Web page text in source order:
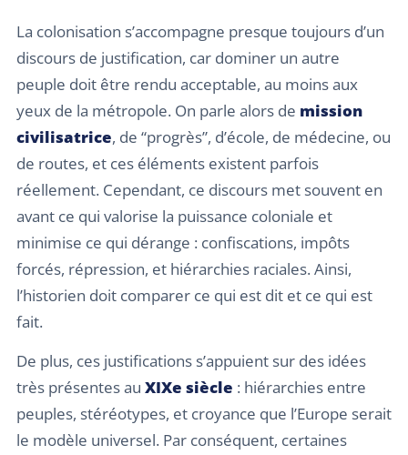
La colonisation s’accompagne presque toujours d’un
discours de justification, car dominer un autre
peuple doit être rendu acceptable, au moins aux
yeux de la métropole. On parle alors de mission
civilisatrice, de “progrès”, d’école, de médecine, ou
de routes, et ces éléments existent parfois
réellement. Cependant, ce discours met souvent en
avant ce qui valorise la puissance coloniale et
minimise ce qui dérange : confiscations, impôts
forcés, répression, et hiérarchies raciales. Ainsi,
l’historien doit comparer ce qui est dit et ce qui est
fait.
De plus, ces justifications s’appuient sur des idées
très présentes au XIXe siècle : hiérarchies entre
peuples, stéréotypes, et croyance que l’Europe serait
le modèle universel. Par conséquent, certaines